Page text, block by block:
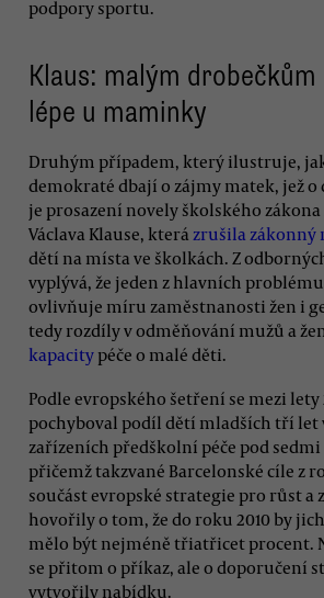
podpory sportu.
Klaus: malým drobečkům
lépe u maminky
Druhým případem, který ilustruje,
demokraté dbají o zájmy matek, jež o
je prosazení novely školského zákona
Václava Klause, která zrušila zákonný
dětí na místa ve školkách. Z
vyplývá, že jeden z hlavních
ovlivňuje míru zaměstnanosti žen i
tedy rozdíly v odměňování mužů a
kapacity péče o malé děti.
Podle evropského šetření se mezi lety
pochyboval podíl dětí mladších tří let
zařízeních předškolní péče pod
přičemž takzvané Barcelonské cíle z
součást evropské strategie pro růst a
hovořily o tom, že do roku 2010 by
mělo být nejméně třiatřicet procent.
se přitom o příkaz, ale o doporučení
vytvořily nabídku.